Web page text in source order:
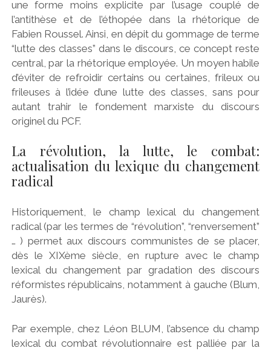
une forme moins explicite par l’usage couplé de
l’antithèse et de l’éthopée dans la rhétorique de
Fabien Roussel. Ainsi, en dépit du gommage de terme
“lutte des classes” dans le discours, ce concept reste
central, par la rhétorique employée. Un moyen habile
d’éviter de refroidir certains ou certaines, frileux ou
frileuses à l’idée d’une lutte des classes, sans pour
autant trahir le fondement marxiste du discours
originel du PCF.
La révolution, la lutte, le combat:
actualisation du lexique du changement
radical
Historiquement, le champ lexical du changement
radical (par les termes de “révolution”, “renversement”
… ) permet aux discours communistes de se placer,
dès le XIXème siècle, en rupture avec le champ
lexical du changement par gradation des discours
réformistes républicains, notamment à gauche (Blum,
Jaurès).
Par exemple, chez Léon BLUM, l’absence du champ
lexical du combat révolutionnaire est palliée par la